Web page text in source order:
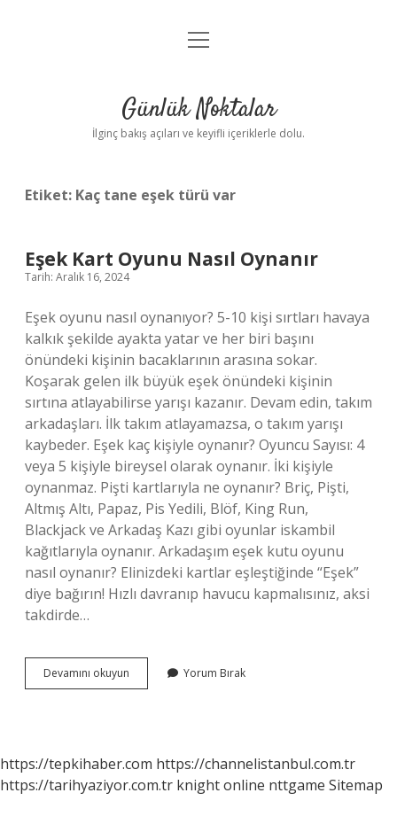
Anasayfa
Yasal Uyarı
menüyü
Günlük Noktalar
İlginç bakış açıları ve keyifli içeriklerle dolu.
Etiket: Kaç tane eşek türü var
Eşek Kart Oyunu Nasıl Oynanır
Tarih: Aralık 16, 2024
Eşek oyunu nasıl oynanıyor? 5-10 kişi sırtları havaya
kalkık şekilde ayakta yatar ve her biri başını
önündeki kişinin bacaklarının arasına sokar.
Koşarak gelen ilk büyük eşek önündeki kişinin
sırtına atlayabilirse yarışı kazanır. Devam edin, takım
arkadaşları. İlk takım atlayamazsa, o takım yarışı
kaybeder. Eşek kaç kişiyle oynanır? Oyuncu Sayısı: 4
veya 5 kişiyle bireysel olarak oynanır. İki kişiyle
oynanmaz. Pişti kartlarıyla ne oynanır? Briç, Pişti,
Altmış Altı, Papaz, Pis Yedili, Blöf, King Run,
Blackjack ve Arkadaş Kazı gibi oyunlar iskambil
kağıtlarıyla oynanır. Arkadaşım eşek kutu oyunu
nasıl oynanır? Elinizdeki kartlar eşleştiğinde “Eşek”
diye bağırın! Hızlı davranıp havucu kapmalısınız, aksi
takdirde…
Devamını okuyun
Kart
Yorum Bırak
https://tepkihaber.com https://channelistanbul.com.tr
https://tarihyaziyor.com.tr knight online nttgame Sitemap